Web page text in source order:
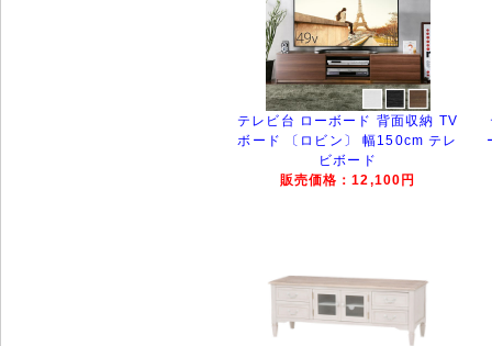
テレビ台 ローボード 背面収納 TV
ボード 〔ロビン〕 幅150cm テレ
ビボード
販売価格：12,100円